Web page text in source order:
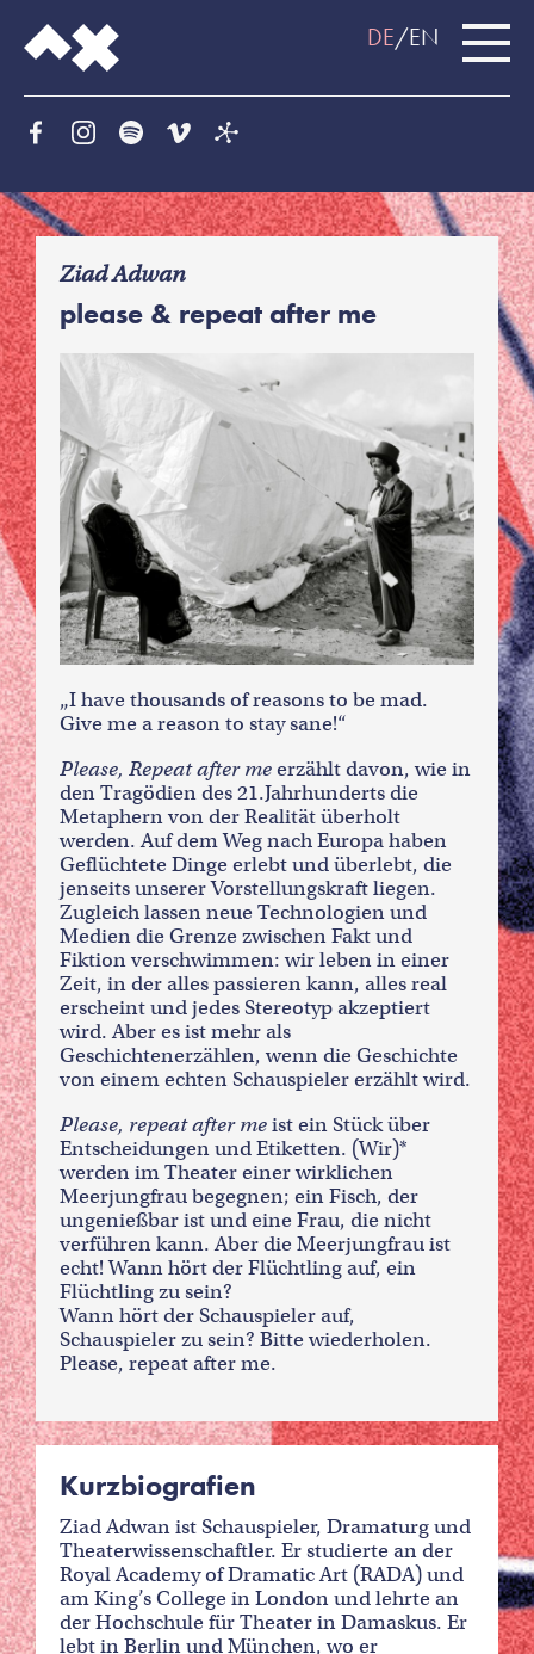
DE EN
f
Ziad Adwan
please & repeat after me
„I have thousands of reasons to be mad.
Give me a reason to stay sane!“
Please, Repeat after meerzählt davon, wie in
den Tragödien des 21.Jahrhunderts die
Metaphern von der Realität überholt
werden. Auf dem Weg nach Europa haben
Geflüchtete Dinge erlebt und überlebt, die
jenseits unserer Vorstellungskraft liegen.
Zugleich lassen neue Technologien und
Medien die Grenze zwischen Fakt und
Fiktion verschwimmen: wir leben in einer
Zeit, in der alles passieren kann, alles real
erscheint und jedes Stereotyp akzeptiert
wird. Aber es ist mehr als
Geschichtenerzählen, wenn die Geschichte
von einem echten Schauspieler erzählt wird.
Please, repeat after meist ein Stück über
Entscheidungen und Etiketten. (Wir)*
werden im Theater einer wirklichen
Meerjungfrau begegnen; ein Fisch, der
ungenießbar ist und eine Frau, die nicht
verführen kann. Aber die Meerjungfrau ist
echt! Wann hört der Flüchtling auf, ein
Flüchtling zu sein?
Wann hört der Schauspieler auf,
Schauspieler zu sein? Bitte wiederholen.
Please, repeat after me.
Kurzbiografien
Ziad Adwan ist Schauspieler, Dramaturg und
Theaterwissenschaftler. Er studierte an der
Royal Academy of Dramatic Art (RADA) und
am King’s College in London und lehrte an
der Hochschule für Theater in Damaskus. Er
lebt in Berlin und München, wo er